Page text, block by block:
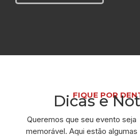
FIQUE POR
Dicas e
Queremos que seu evento seja
memorável. Aqui estão algumas